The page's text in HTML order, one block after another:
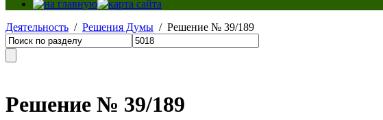
Деятельность / Решения Думы / Решение № 39/189
Решение № 39/189